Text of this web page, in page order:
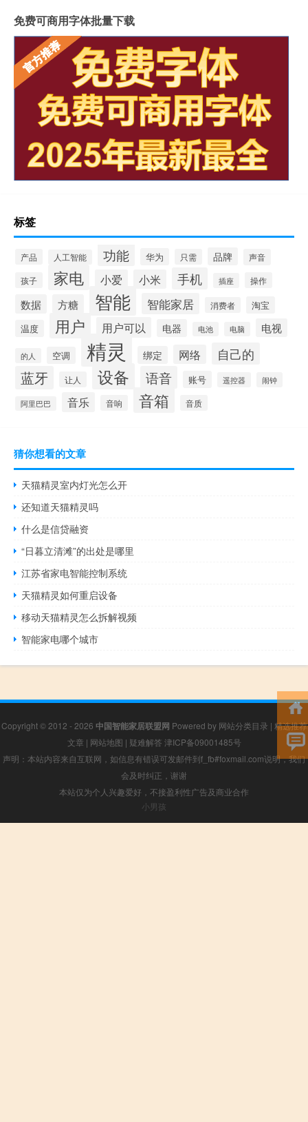
免费可商用字体批量下载
标签
产品 人工智能 功能 华为 只需 品牌 声音
孩子 家电 小爱 小米 手机 插座 操作
数据 方糖 智能 智能家居 消费者
淘宝
温度
用户 用户可以 电器 电池 电脑 电视
的人 空调 精灵 绑定 网络 自己的
蓝牙 让人 设备 语音 账号 遥控器 闹钟
阿里巴巴 音乐 音响 音箱 音质
猜你想看的文章
天猫精灵室内灯光怎么开
还知道天猫精灵吗
什么是信贷融资
“日暮立清滩”的出处是哪里
江苏省家电智能控制系统
天猫精灵如何重启设备
移动天猫精灵怎么拆解视频
智能家电哪个城市
Copyright © 2012 - 2026 中国智能家居联盟网 Powered by 网站分类目录 | 精选推荐
文章 | 网站地图 | 疑难解答 津ICP备09001485号
声明：本站内容来自互联网，如信息有错误可发邮件到f_fb#foxmail.com说明，我们
会及时纠正，谢谢
本站仅为个人兴趣爱好，不接盈利性广告及商业合作
小男孩